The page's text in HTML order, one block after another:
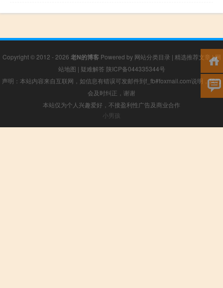
Copyright © 2012 - 2026 老N的博客Powered by 网站分类目录 | 精选推荐文章|网
站地图 | 疑难解答 陕ICP备044335344号
声明：本站内容来自互联网，如信息有错误可发邮件到f_fb#foxmail.com说明，我们
会及时纠正，谢谢
本站仅为个人兴趣爱好，不接盈利性广告及商业合作
小男孩